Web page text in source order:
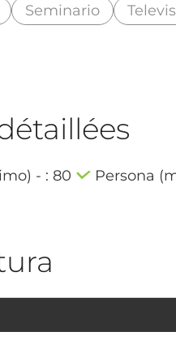
Seminario
- : 80 Persona